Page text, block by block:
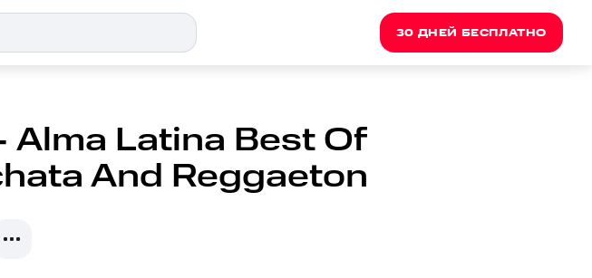
30 ДНЕЙ БЕСПЛАТНО
Alma Latina Best Of
And Reggaeton